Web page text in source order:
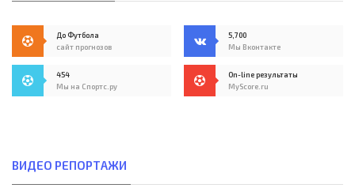
До Футбола
сайт прогнозов
5,700
Мы Вконтакте
454
Мы на Спортс.ру
On-line результаты
MyScore.ru
ВИДЕО РЕПОРТАЖИ